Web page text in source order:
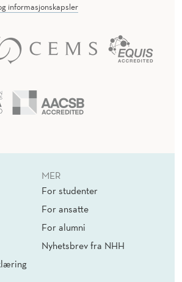
informasjonskapsler
MER
For studenter
For ansatte
For alumni
Nyhetsbrev fra NHH